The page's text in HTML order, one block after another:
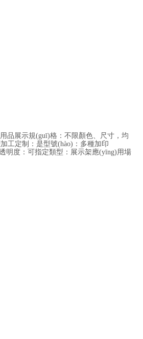
品展示規(guī)格：不限顏色、尺寸，均
加工定制：是型號(hào)：多種加印
明度：可指定類型：展示架應(yīng)用場